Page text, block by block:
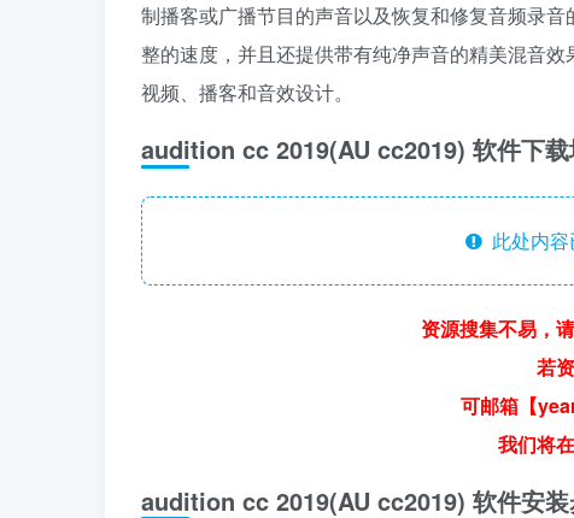
制播客或广播节目的声音以及恢复和修复音频录
整的速度，并且还提供带有纯净声音的精美混音
视频、播客和音效设计。
audition cc 2019(AU cc2019) 软件下
此处内
资源搜集不易，
若
可邮箱【
我们将
audition cc 2019(AU cc2019) 软件安